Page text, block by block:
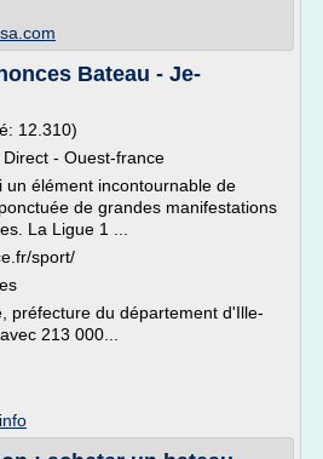
Bateau - Je-
12.310)
- Ouest-france
un élément incontournable de
de grandes manifestations
La Ligue 1 ...
sport/
préfecture du département d'Ille-
213 000...